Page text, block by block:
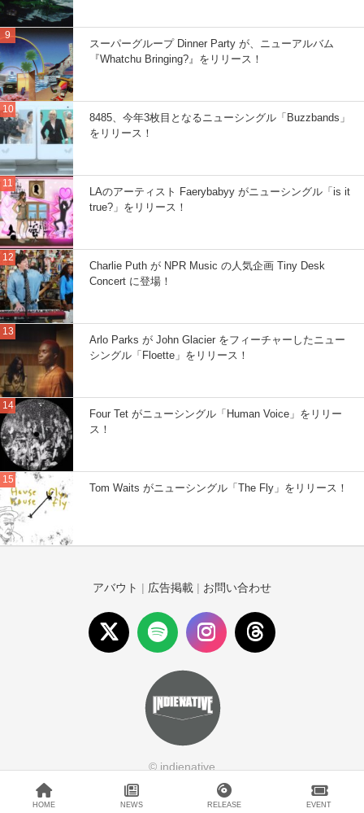
スーパーグループ Dinner Party が、ニューアルバム
『Whatchu Bringing?』をリリース！
8485、今年3枚目となるニューシングル「Buzzbands」
をリリース！
LAのアーティスト Faerybabyy がニューシングル「is it
true?」をリリース！
Charlie Puth が NPR Music の人気企画 Tiny Desk
Concert に登場！
Arlo Parks が John Glacier をフィーチャーしたニュー
シングル「Floette」をリリース！
Four Tet がニューシングル「Human Voice」をリリー
ス！
Tom Waits がニューシングル「The Fly」をリリース！
HOME NEWS RELEASE EVENT
アバウト | 広告掲載 | お問い合わせ
© indienative